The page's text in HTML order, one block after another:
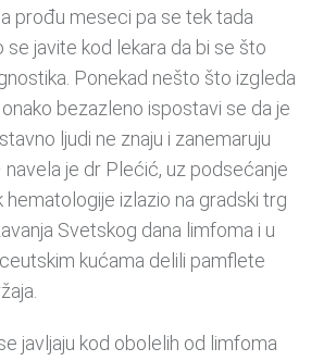
prođu meseci pa se tek tada
se javite kod lekara da bi se što
Ponekad nešto što izgleda
bezazleno ispostavi se da je
ljudi ne znaju i zanemaruju
je dr Plećić, uz podsećanje
hematologije izlazio na gradski trg
Svetskog dana limfoma i u
kućama delili pamflete
javljaju kod obolelih od limfoma